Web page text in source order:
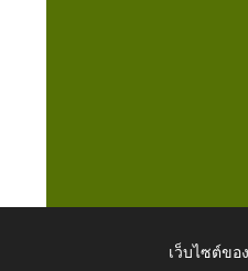
Copyright © 2026
เว็บไซต์ข